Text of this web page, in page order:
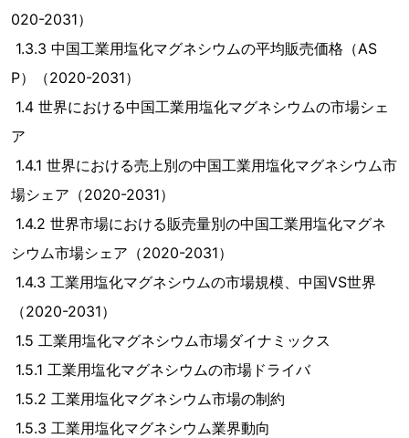
020-2031）
1.3.3 中国工業用塩化マグネシウムの平均販売価格（AS
P）（2020-2031）
1.4 世界における中国工業用塩化マグネシウムの市場シェ
ア
1.4.1 世界における売上別の中国工業用塩化マグネシウム市
場シェア（2020-2031）
1.4.2 世界市場における販売量別の中国工業用塩化マグネ
シウム市場シェア（2020-2031）
1.4.3 工業用塩化マグネシウムの市場規模、中国VS世界
（2020-2031）
1.5 工業用塩化マグネシウム市場ダイナミックス
1.5.1 工業用塩化マグネシウムの市場ドライバ
1.5.2 工業用塩化マグネシウム市場の制約
1.5.3 工業用塩化マグネシウム業界動向